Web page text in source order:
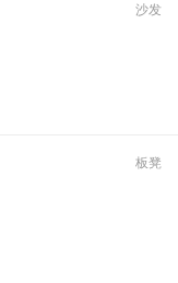
沙发
板凳